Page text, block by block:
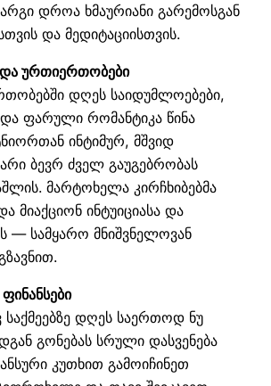
დროა ხმაურიანი გარემოსგან
და მედიტაციისთვის.
ურთიერთობები
დღეს საიდუმლოებები,
და ფარული რომანტიკა წინა
ინტიმურ, მშვიდ
ბევრ ძველ გაუგებრობას
მარტოხელა კირჩხიბებმა
მიაქციონ ინტუიციასა და
— სამყარო მნიშვნელოვან
საქმეებზე დღეს საერთოდ ნუ
გონებას სრული დასვენება
კუთხით გამოიჩინეთ